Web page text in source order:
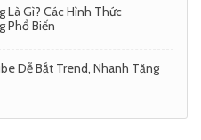
Gì? Các Hình Thức
Phổ Biến
Dễ Bắt Trend, Nhanh Tăng